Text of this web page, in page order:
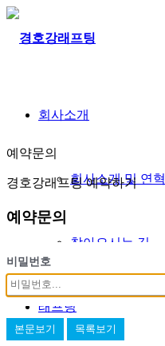
회사소개
회사소개 및 연혁
찾아오시는 길
래프팅
예약문의
경호강래프팅 예약하기
예약문의
비밀번호
본문보기 목록보기